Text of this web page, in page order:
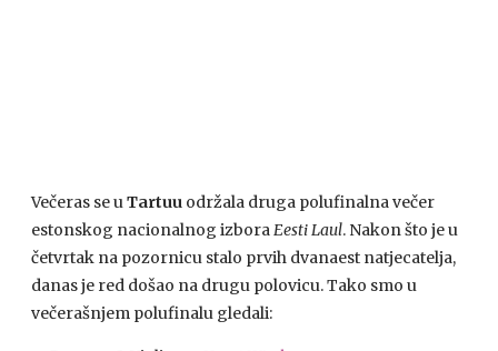
Večeras se uTartuu održala druga polufinalna večer
estonskog nacionalnog izboraEesti Laul. Nakon što je u
četvrtak na pozornicu stalo prvih dvanaest natjecatelja,
danas je red došao na drugu polovicu. Tako smo u
večerašnjem polufinalu gledali: